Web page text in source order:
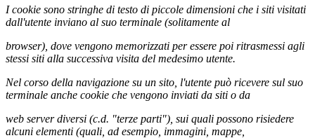
I cookie sono stringhe di testo di piccole dimensioni che i siti visitati
dall'utente inviano al suo terminale (solitamente al
browser), dove vengono memorizzati per essere poi ritrasmessi agli
stessi siti alla successiva visita del medesimo utente.
Nel corso della navigazione su un sito, l'utente può ricevere sul suo
terminale anche cookie che vengono inviati da siti o da
web server diversi (c.d. "terze parti"), sui quali possono risiedere
alcuni elementi (quali, ad esempio, immagini, mappe,